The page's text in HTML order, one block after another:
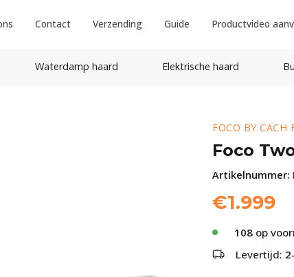
Contact Verzending Guide Productvideo
Waterdamp haard Elektrische haard
FOCO BY CACH
Foco
Artikelnummer:
€1.999
108 op
Levertijd: